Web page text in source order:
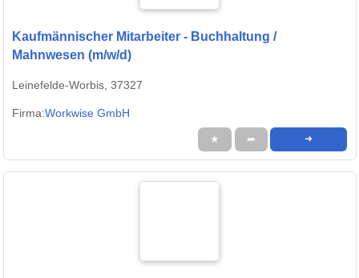
Kaufmännischer Mitarbeiter - Buchhaltung /
Mahnwesen (m/w/d)
Leinefelde-Worbis, 37327
Firma:Workwise GmbH
★ ➦ ➜